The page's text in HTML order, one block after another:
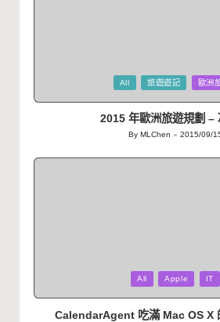
All 旅遊遊記 歐洲
2015 年歐洲旅遊規劃 –
Posted
By MLChen 2015/09/
All Apple IT
CalendarAgent 吃滿 Mac OS X